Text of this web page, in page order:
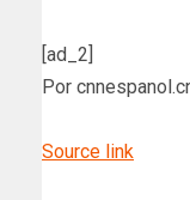
[ad_2]
Por
Source link